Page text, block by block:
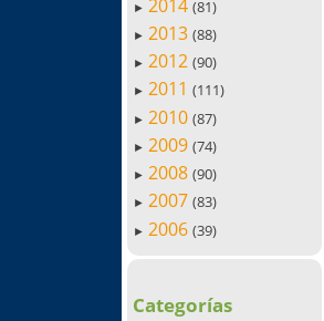
► 2014 (81)
► 2013 (88)
► 2012 (90)
► 2011 (111)
► 2010 (87)
► 2009 (74)
► 2008 (90)
► 2007 (83)
► 2006 (39)
Categorías